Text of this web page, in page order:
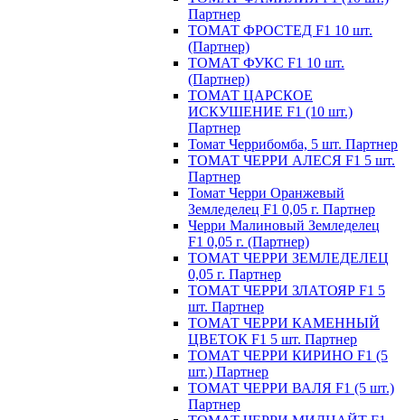
Партнер
ТОМАТ ФРОСТЕД F1 10 шт.
(Партнер)
ТОМАТ ФУКС F1 10 шт.
(Партнер)
ТОМАТ ЦАРСКОЕ
ИСКУШЕНИЕ F1 (10 шт.)
Партнер
Томат Черрибомба, 5 шт. Партнер
ТОМАТ ЧЕРРИ АЛЕСЯ F1 5 шт.
Партнер
Томат Черри Оранжевый
Земледелец F1 0,05 г. Партнер
Черри Малиновый Земледелец
F1 0,05 г. (Партнер)
ТОМАТ ЧЕРРИ ЗЕМЛЕДЕЛЕЦ
0,05 г. Партнер
ТОМАТ ЧЕРРИ ЗЛАТОЯР F1 5
шт. Партнер
ТОМАТ ЧЕРРИ КАМЕННЫЙ
ЦВЕТОК F1 5 шт. Партнер
ТОМАТ ЧЕРРИ КИРИНО F1 (5
шт.) Партнер
ТОМАТ ЧЕРРИ ВАЛЯ F1 (5 шт.)
Партнер